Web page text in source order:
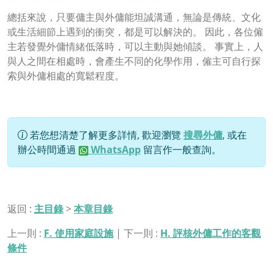
總括來說，只要傭主與外傭能坦誠溝通，無論是傳統、文化
或生活細節上遇到的衝突，都是可以解決的。 因此，各位僱
主若發覺外傭情緒低落時，可以主動與她傾談。 事實上，人
與人之間在相處時，會產生不同的化學作用，僱主可自行探
索與外傭相處的寬鬆程度。
若您想清楚了解更多詳情, 歡迎瀏覽 搜尋外傭, 或在
辦公時間通過
WhatsApp 留言作一般查詢。
返回 : 主目錄>本章目錄
上一則 : F. 使用家庭設施| 下一則 : H. 評核外傭工作的客觀
條件